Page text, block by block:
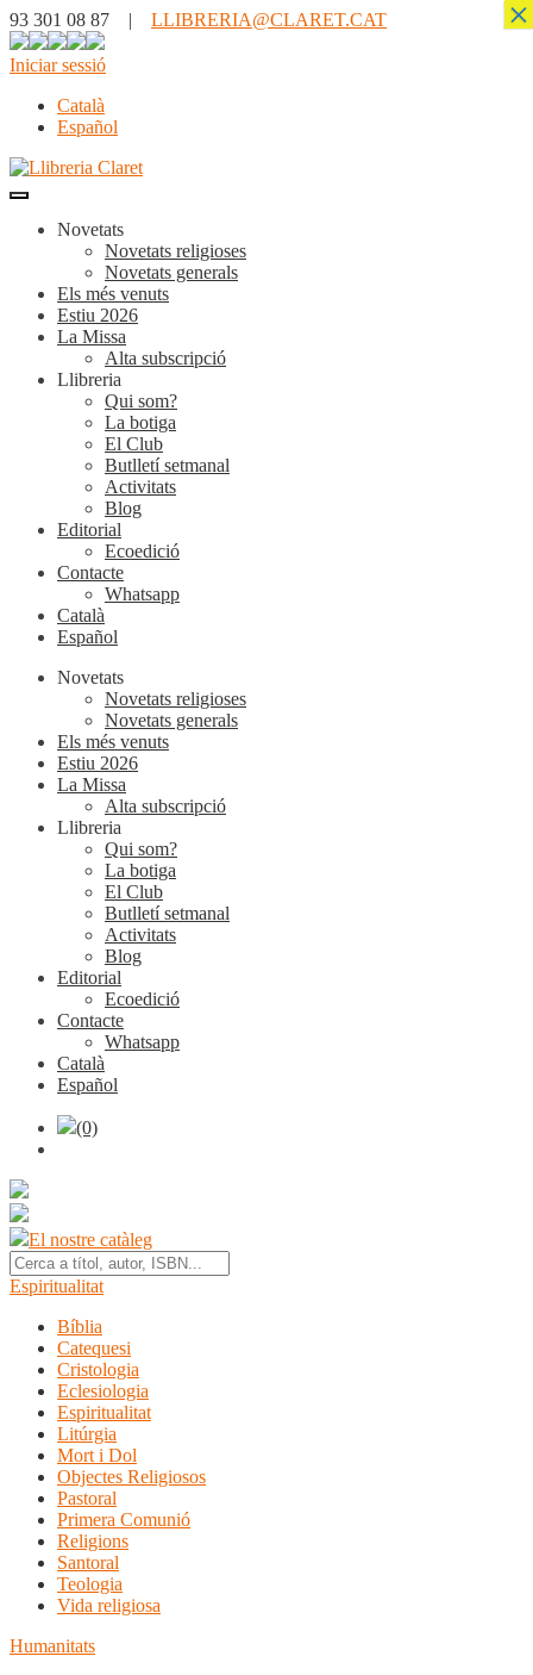
93 301 08 87 | LLIBRERIA@CLARET.CAT
Iniciar sessió
Català
Español
Novetats
Novetats religioses
Novetats generals
Els més venuts
Estiu 2026
La Missa
Alta subscripció
Llibreria
Qui som?
La botiga
El Club
Butlletí setmanal
Activitats
Blog
Editorial
Ecoedició
Contacte
Whatsapp
Català
Español
Novetats
Novetats religioses
Novetats generals
Els més venuts
Estiu 2026
La Missa
Alta subscripció
Llibreria
Qui som?
La botiga
El Club
Butlletí setmanal
Activitats
Blog
Editorial
Ecoedició
Contacte
Whatsapp
Català
Español
(0)
El nostre catàleg
Espiritualitat
Bíblia
Catequesi
Cristologia
Eclesiologia
Espiritualitat
Litúrgia
Mort i Dol
Objectes Religiosos
Pastoral
Primera Comunió
Religions
Santoral
Teologia
Vida religiosa
Humanitats
×